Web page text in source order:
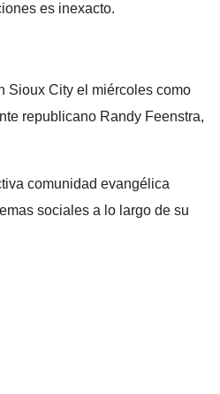
es inexacto.
Sioux City el miércoles como
republicano Randy Feenstra,
comunidad evangélica
sociales a lo largo de su